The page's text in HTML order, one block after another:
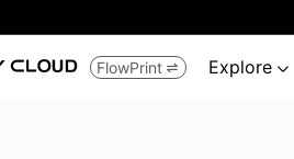
FlowPrint  Explore 